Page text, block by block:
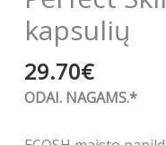
kapsulių
29.70€
ODAI. NAGAMS.*
Skin&Nails,
90
kapsulių